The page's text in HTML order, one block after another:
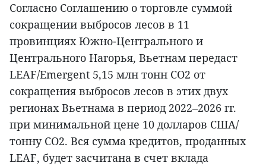
Согласно Соглашению о торговле суммой
сокращении выбросов лесов в 11
провинциях Южно-Центрального и
Центрального Нагорья, Вьетнам передаст
LEAF/Emergent 5,15 млн тонн CO2 от
сокращения выбросов лесов в этих двух
регионах Вьетнама в период 2022–2026 гг.
при минимальной цене 10 долларов США/
тонну CO2. Вся сумма кредитов, проданных
LEAF, будет засчитана в счет вклада